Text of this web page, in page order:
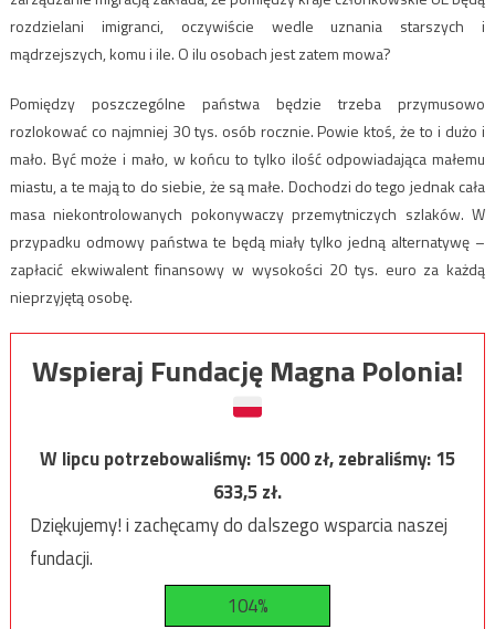
rozdzielani imigranci, oczywiście wedle uznania starszych i
mądrzejszych, komu i ile. O ilu osobach jest zatem mowa?
Pomiędzy poszczególne państwa będzie trzeba przymusowo
rozlokować co najmniej 30 tys. osób rocznie. Powie ktoś, że to i dużo i
mało. Być może i mało, w końcu to tylko ilość odpowiadająca małemu
miastu, a te mają to do siebie, że są małe. Dochodzi do tego jednak cała
masa niekontrolowanych pokonywaczy przemytniczych szlaków. W
przypadku odmowy państwa te będą miały tylko jedną alternatywę –
zapłacić ekwiwalent finansowy w wysokości 20 tys. euro za każdą
nieprzyjętą osobę.
Wspieraj Fundację Magna Polonia!
W lipcu potrzebowaliśmy:15 000zł, zebraliśmy:15
633,5zł.
Dziękujemy! i zachęcamy do dalszego wsparcia naszej
fundacji.
104%